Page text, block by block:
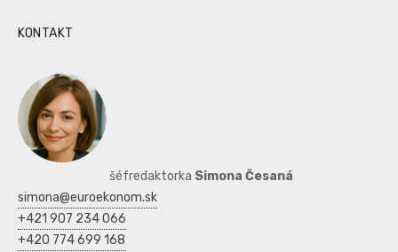
KONTAKT
šéfredaktorka Simona Česaná
simona@euroekonom.sk
+421 907 234 066
+420 774 699 168